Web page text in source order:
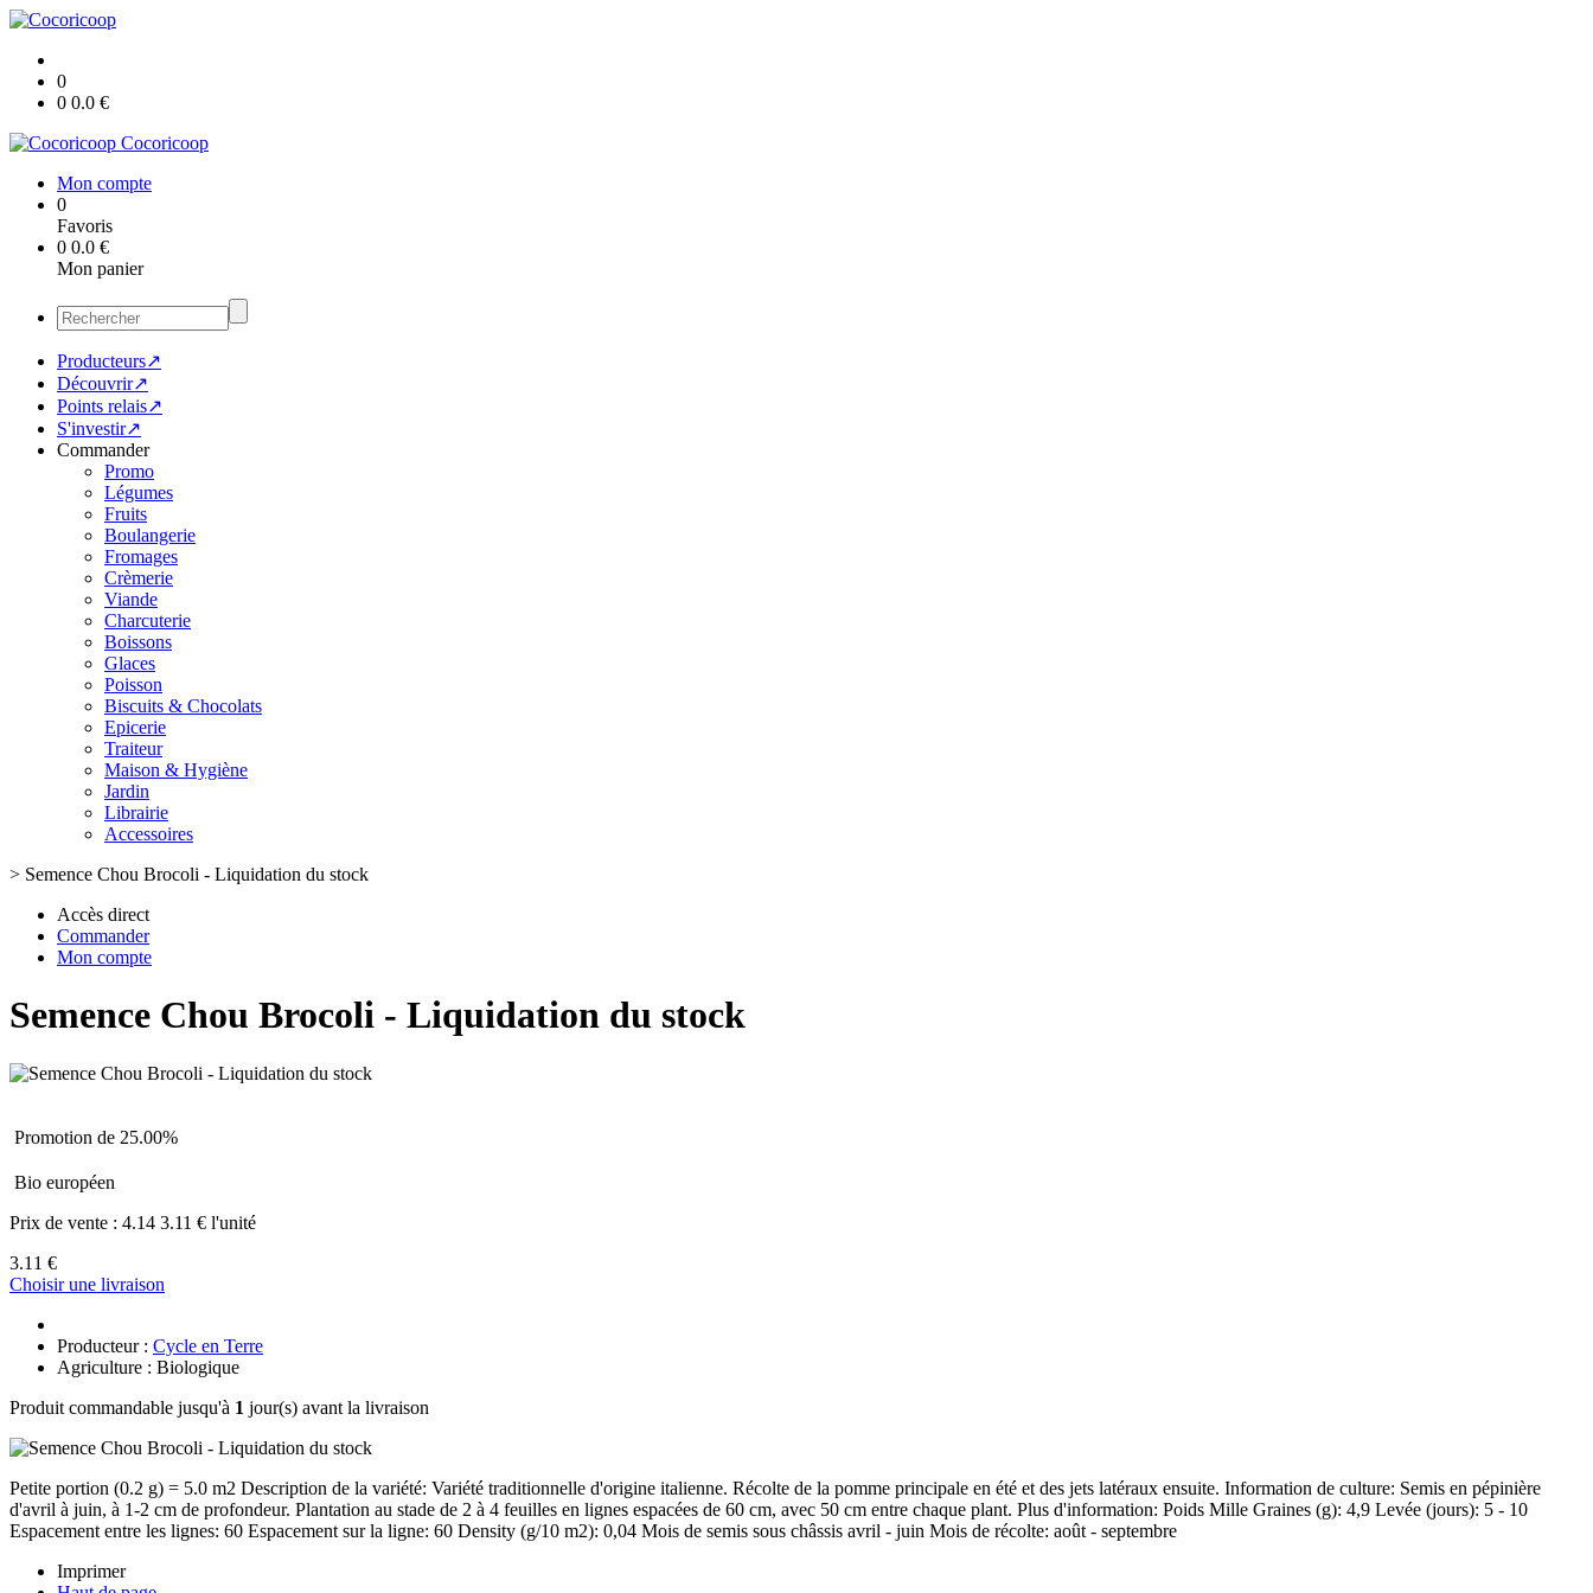
0
0 0.0 €
Cocoricoop
Mon compte
0
Favoris
0 0.0 €
Mon panier
Producteurs↗
Découvrir↗
Points relais↗
S'investir↗
Commander
Promo
Légumes
Fruits
Boulangerie
Fromages
Crèmerie
Viande
Charcuterie
Boissons
Glaces
Poisson
Biscuits & Chocolats
Epicerie
Traiteur
Maison & Hygiène
Jardin
Librairie
Accessoires
> Semence Chou Brocoli - Liquidation du stock
Accès direct
Commander
Mon compte
Semence Chou Brocoli - Liquidation du stock
Promotion de 25.00%
Bio européen
Prix de vente : 4.14 3.11 € l'unité
3.11 €
Choisir une livraison
Producteur : Cycle en Terre
Agriculture : Biologique
Produit commandable jusqu'à 1 jour(s) avant la livraison
Petite portion (0.2 g) = 5.0 m2 Description de la variété: Variété traditionnelle d'origine italienne. Récolte de la pomme principale en été et des jets latéraux ensuite. Information de culture: Semis en pépinière
d'avril à juin, à 1-2 cm de profondeur. Plantation au stade de 2 à 4 feuilles en lignes espacées de 60 cm, avec 50 cm entre chaque plant. Plus d'information: Poids Mille Graines (g): 4,9 Levée (jours): 5 - 10
Espacement entre les lignes: 60 Espacement sur la ligne: 60 Density (g/10 m2): 0,04 Mois de semis sous châssis avril - juin Mois de récolte: août - septembre
Imprimer